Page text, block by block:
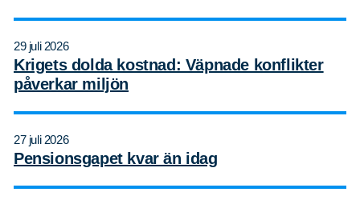
29 juli 2026
Krigets dolda kostnad: Väpnade konflikter
påverkar miljön
27 juli 2026
Pensionsgapet kvar än idag